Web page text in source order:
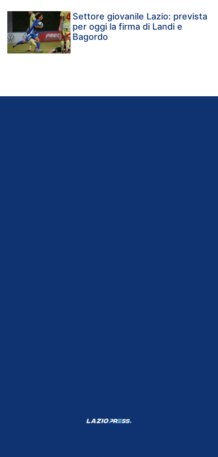
Settore giovanile Lazio: prevista
per oggi la firma di Landi e
Bagordo